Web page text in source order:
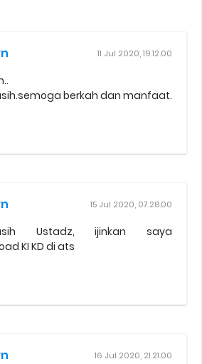
11 Jul 2020, 19.12.00
berkah dan manfaat.
15 Jul 2020, 07.28.00
Ustadz, ijinkan saya
KI KD di ats
16 Jul 2020, 21.21.00